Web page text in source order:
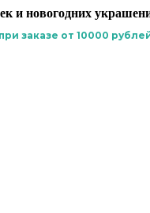
и новогодних
заказе от 10000